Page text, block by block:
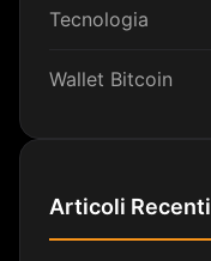
Tecnologia
Wallet Bitcoin
Articoli Recenti